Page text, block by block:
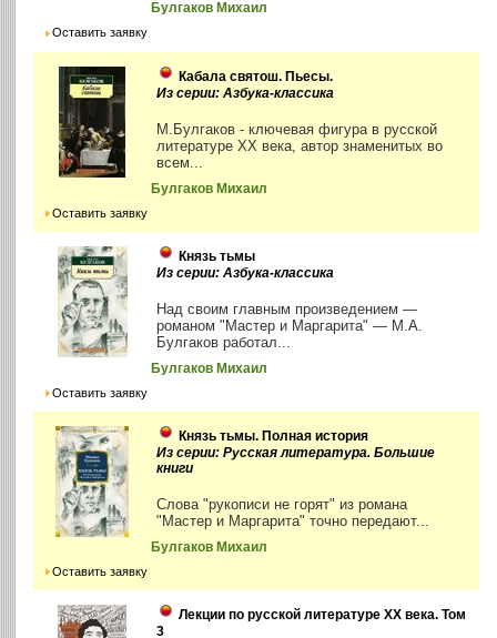
Булгаков Михаил
Оставить заявку
Кабала святош. Пьесы.
Из серии: Азбука-классика
М.Булгаков - ключевая фигура в русской
литературе XX века, автор знаменитых во
всем...
Булгаков Михаил
Оставить заявку
Князь тьмы
Из серии: Азбука-классика
Над своим главным произведением —
романом "Мастер и Маргарита" — М.А.
Булгаков работал...
Булгаков Михаил
Оставить заявку
Князь тьмы. Полная история
Из серии: Русская литература. Большие
книги
Слова "рукописи не горят" из романа
"Мастер и Маргарита" точно передают...
Булгаков Михаил
Оставить заявку
Лекции по русской литературе XX века. Том
3